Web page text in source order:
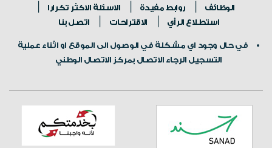
الوظائف روابط مفيدة
الاسئلة الاكثر تكرارا
استطلاع الرأي
الاقتراحات اتصل بنا
في حال وجود اي مشكلة في الوصول الى الموقع او اثناء عملية
التسجيل الرجاء الاتصال بمركز الاتصال الوطني